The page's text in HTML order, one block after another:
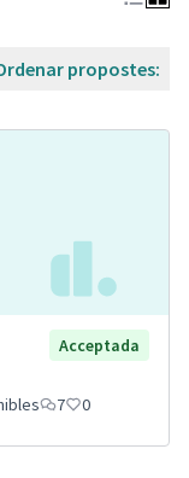
propostes:
Acceptada
7 0